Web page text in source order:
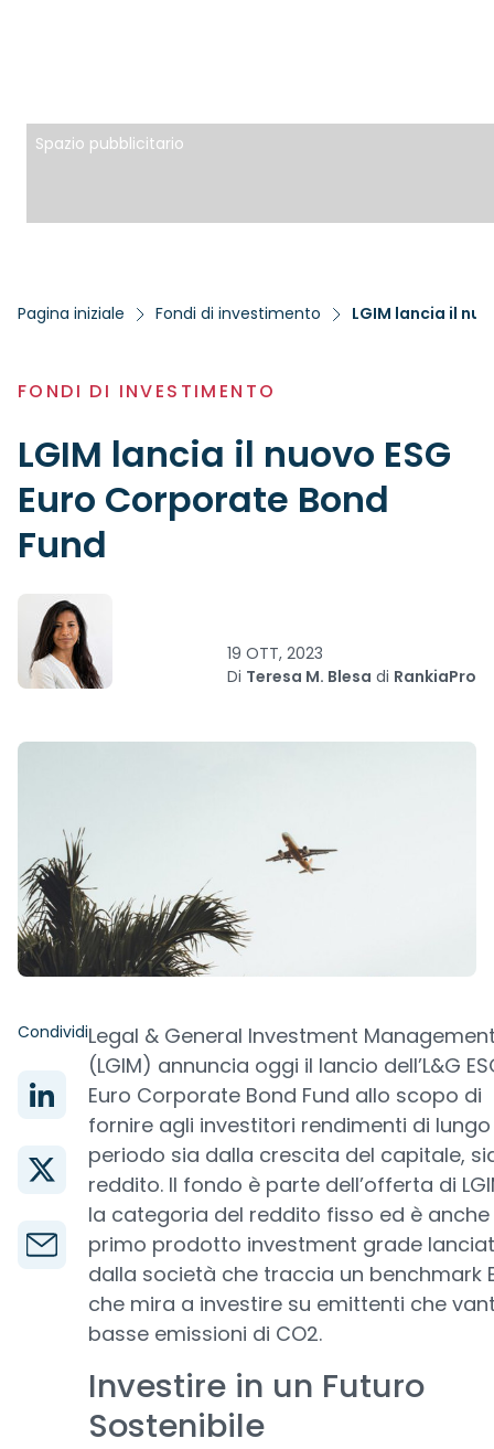
Spazio pubblicitario
Pagina iniziale Fondi di investimento LGIM lancia il
FONDI DI INVESTIMENTO
LGIM lancia il nuovo ESG
Euro Corporate Bond
Fund
19 OTT, 2023
Di Teresa M. Blesa di RankiaPro
CondividiLegal & General Investment
(LGIM) annuncia oggi il lancio dell’L&G
Euro Corporate Bond Fund allo scopo di
fornire agli investitori rendimenti di lungo
periodo sia dalla crescita del capitale,
reddito. Il fondo è parte dell’offerta di
la categoria del reddito fisso ed è anche
primo prodotto investment grade
dalla società che traccia un benchmark
che mira a investire su emittenti che
basse emissioni di CO2.
Investire in un Futuro
Sostenibile